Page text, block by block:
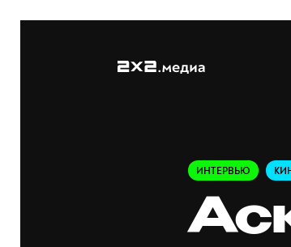
ИНТЕРВЬЮ